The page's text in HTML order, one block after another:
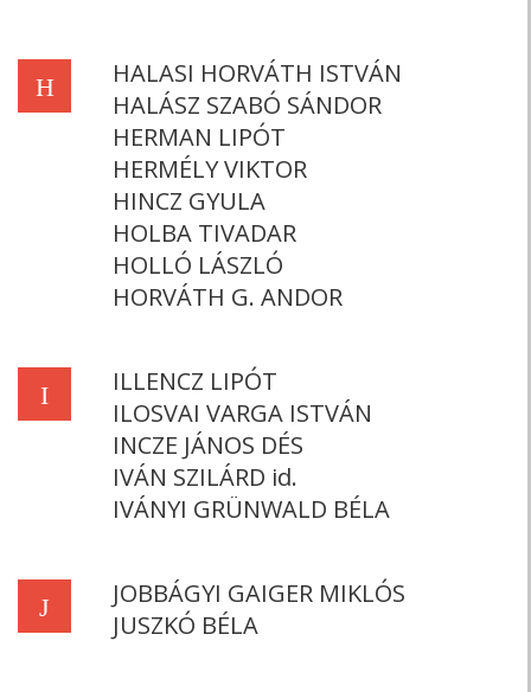
H
HALASI HORVÁTH ISTVÁN
HALÁSZ SZABÓ SÁNDOR
HERMAN LIPÓT
HERMÉLY VIKTOR
HINCZ GYULA
HOLBA TIVADAR
HOLLÓ LÁSZLÓ
HORVÁTH G. ANDOR
I
ILLENCZ LIPÓT
ILOSVAI VARGA ISTVÁN
INCZE JÁNOS DÉS
IVÁN SZILÁRD id.
IVÁNYI GRÜNWALD BÉLA
J
JOBBÁGYI GAIGER MIKLÓS
JUSZKÓ BÉLA